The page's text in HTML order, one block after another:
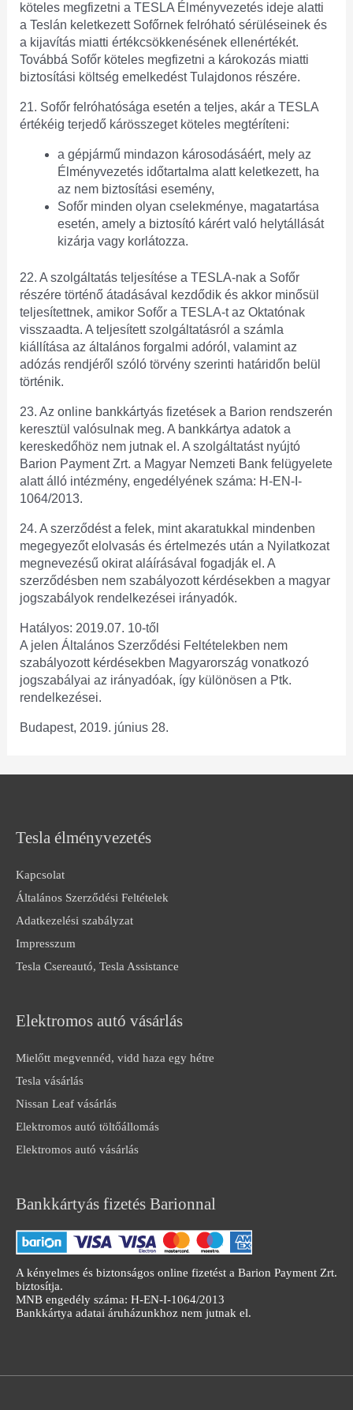
köteles megfizetni a TESLA Élményvezetés ideje alatti
a Teslán keletkezett Sofőrnek felróható sérüléseinek és
a kijavítás miatti értékcsökkenésének ellenértékét.
Továbbá Sofőr köteles megfizetni a károkozás miatti
biztosítási költség emelkedést Tulajdonos részére.
21. Sofőr felróhatósága esetén a teljes, akár a TESLA
értékéig terjedő kárösszeget köteles megtéríteni:
a gépjármű mindazon károsodásáért, mely az
Élményvezetés időtartalma alatt keletkezett, ha
az nem biztosítási esemény,
Sofőr minden olyan cselekménye, magatartása
esetén, amely a biztosító kárért való helytállását
kizárja vagy korlátozza.
22. A szolgáltatás teljesítése a TESLA-nak a Sofőr
részére történő átadásával kezdődik és akkor minősül
teljesítettnek, amikor Sofőr a TESLA-t az Oktatónak
visszaadta. A teljesített szolgáltatásról a számla
kiállítása az általános forgalmi adóról, valamint az
adózás rendjéről szóló törvény szerinti határidőn belül
történik.
23. Az online bankkártyás fizetések a Barion rendszerén
keresztül valósulnak meg. A bankkártya adatok a
kereskedőhöz nem jutnak el. A szolgáltatást nyújtó
Barion Payment Zrt. a Magyar Nemzeti Bank felügyelete
alatt álló intézmény, engedélyének száma: H-EN-I-
1064/2013.
24. A szerződést a felek, mint akaratukkal mindenben
megegyezőt elolvasás és értelmezés után a Nyilatkozat
megnevezésű okirat aláírásával fogadják el. A
szerződésben nem szabályozott kérdésekben a magyar
jogszabályok rendelkezései irányadók.
Hatályos: 2019.07. 10-től
A jelen Általános Szerződési Feltételekben nem
szabályozott kérdésekben Magyarország vonatkozó
jogszabályai az irányadóak, így különösen a Ptk.
rendelkezései.
Budapest, 2019. június 28.
Tesla élményvezetés
Kapcsolat
Általános Szerződési Feltételek
Adatkezelési szabályzat
Impresszum
Tesla Csereautó, Tesla Assistance
Elektromos autó vásárlás
Mielőtt megvennéd, vidd haza egy hétre
Tesla vásárlás
Nissan Leaf vásárlás
Elektromos autó töltőállomás
Elektromos autó vásárlás
Bankkártyás fizetés Barionnal
A kényelmes és biztonságos online fizetést a Barion Payment Zrt.
biztosítja.
MNB engedély száma: H-EN-I-1064/2013
Bankkártya adatai áruházunkhoz nem jutnak el.